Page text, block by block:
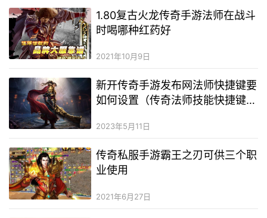
1.80复古火龙传奇手游法师在战斗
时喝哪种红药好
2021年10月9日
新开传奇手游发布网法师快捷键要
如何设置（传奇法师技能快捷键设
2023年5月11日
传奇私服手游霸王之刃可供三个职
业使用
2021年6月27日